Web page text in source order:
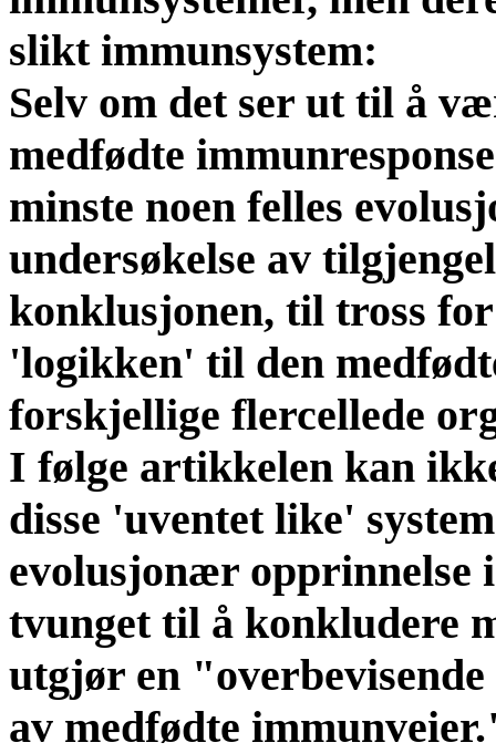
slikt immunsystem:
Selv om det ser ut til å
medfødte
minste noen felles
undersøkelse av
konklusjonen, til tross
'logikken' til den
forskjellige flercellede
I følge artikkelen kan
disse 'uventet like'
evolusjonær
tvunget til å konkludere
utgjør en
av medfødte